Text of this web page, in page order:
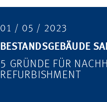
01 / 05 / 2023
BESTANDSGEBÄUDE
5 GRÜNDE FÜR
REFURBISHMENT